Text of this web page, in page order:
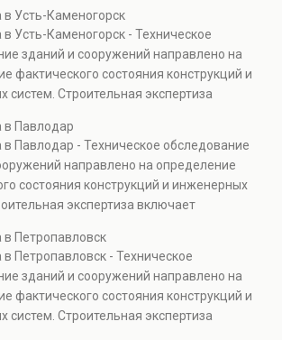
оценку эксплуатационной безопасности.
при покупке недвижимости,
ремонте и реконструкции объектов, а
разбирательствах и технических
в Усть-Каменогорск
в Усть-Каменогорск - Техническое
зданий и сооружений направлено на
фактического состояния конструкций и
систем. Строительная экспертиза
и оценку эксплуатационной
Услуга востребована при покупке
капитальном ремонте и реконструкции
также при судебных разбирательствах и
проверках.
в Павлодар
в Павлодар - Техническое обследование
направлено на определение
состояния конструкций и инженерных
экспертиза включает
оценку эксплуатационной безопасности.
при покупке недвижимости,
ремонте и реконструкции объектов, а
разбирательствах и технических
в Петропавловск
в Петропавловск - Техническое
зданий и сооружений направлено на
фактического состояния конструкций и
систем. Строительная экспертиза